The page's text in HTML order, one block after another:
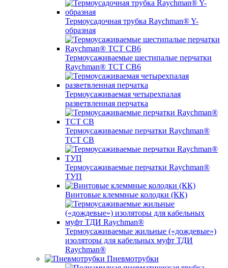
Термоусадочная трубка Raychman® Y-
образная
Термоусаживаемые шестипалые перчатки
Raychman® ТСТ СВ6
Термоусаживаемая четырехпалая
разветвленная перчатка
Термоусаживаемые перчатки Raychman®
TCT CB
Термоусаживаемые перчатки Raychman®
ТУП
Винтовые клеммные колодки (КК)
Термоусаживаемые жильные («дождевые»)
изоляторы для кабельных муфт ТДИ
Raychman®
Пневмотрубки